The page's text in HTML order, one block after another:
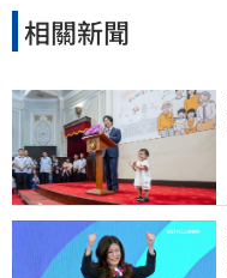
相關新聞